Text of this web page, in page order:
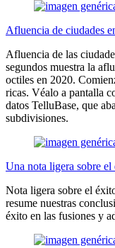
Afluencia de ciudades
Afluencia de las
segundos muestra la
octiles en 2020.
ricas. Véalo a pantalla
datos TelluBase, que
subdivisiones.
Una nota ligera sobre
Nota ligera sobre el
resume nuestras
éxito en las fusiones y